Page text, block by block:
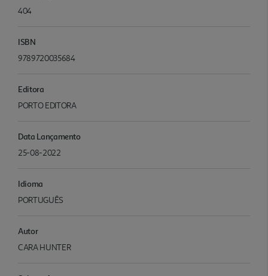
404
ISBN
9789720035684
Editora
PORTO EDITORA
Data Lançamento
25-08-2022
Idioma
PORTUGUÊS
Autor
CARA HUNTER